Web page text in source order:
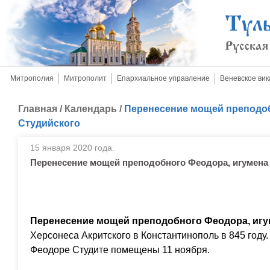
Митрополия Митрополит Епархиальное управление Веневское
Главная / Календарь / Перенесение мощей
Студийского
15 января 2020 года.
Перенесение мощей преподобного Феодора, игумена
Перенесение мощей преподобного Феодора,
Херсонеса Акритского в Константинополь в 845
Феодоре Студите помещены 11 ноября.